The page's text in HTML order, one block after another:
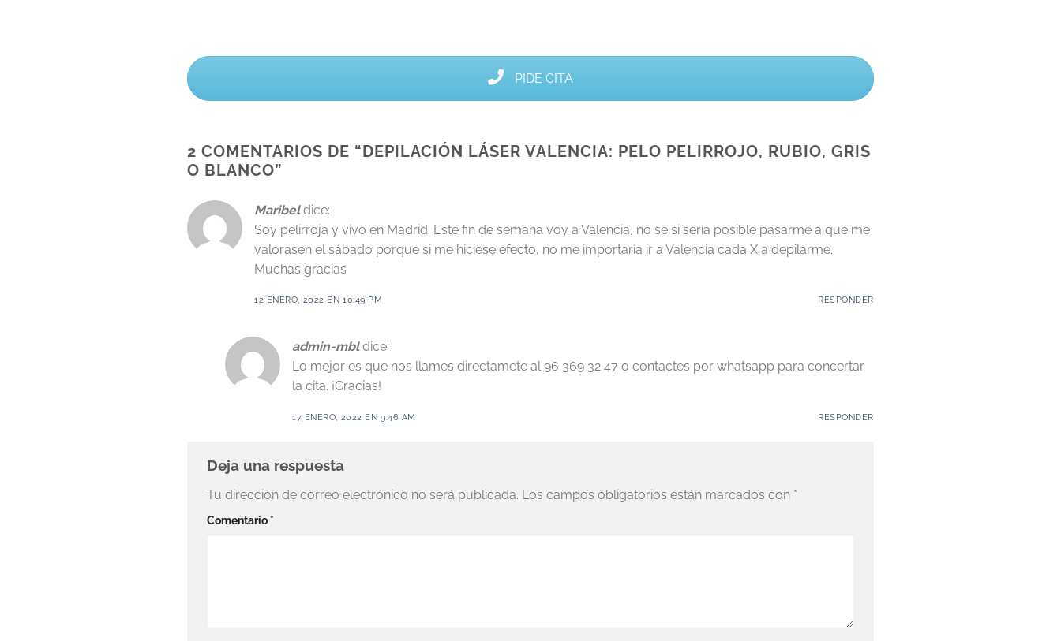
PIDE CITA
2 COMENTARIOS DE “DEPILACIÓN LÁSER VALENCIA: PELO PELIRROJO, RUBIO, GRIS
O BLANCO”
Maribel dice:
Soy pelirroja y vivo en Madrid. Este fin de semana voy a Valencia, no sé si sería posible pasarme a que me
valorasen el sábado porque si me hiciese efecto, no me importaría ir a Valencia cada X a depilarme.
Muchas gracias
12 ENERO, 2022 EN 10:49 PM RESPONDER
admin-mbl dice:
Lo mejor es que nos llames directamete al 96 369 32 47 o contactes por whatsapp para concertar
la cita. ¡Gracias!
17 ENERO, 2022 EN 9:46 AM RESPONDER
Deja una respuesta
Tu dirección de correo electrónico no será publicada. Los campos obligatorios están marcados con *
Comentario *